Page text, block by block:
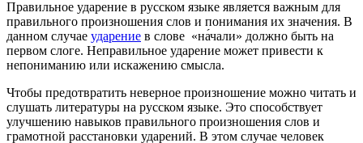
Правильное ударение в русском языке является важным для
правильного произношения слов и понимания их значения. В
данном случае ударение в слове «на́чали» должно быть на
первом слоге. Неправильное ударение может привести к
непониманию или искажению смысла.
Чтобы предотвратить неверное произношение можно читать и
слушать литературы на русском языке. Это способствует
улучшению навыков правильного произношения слов и
грамотной расстановки ударений. В этом случае человек